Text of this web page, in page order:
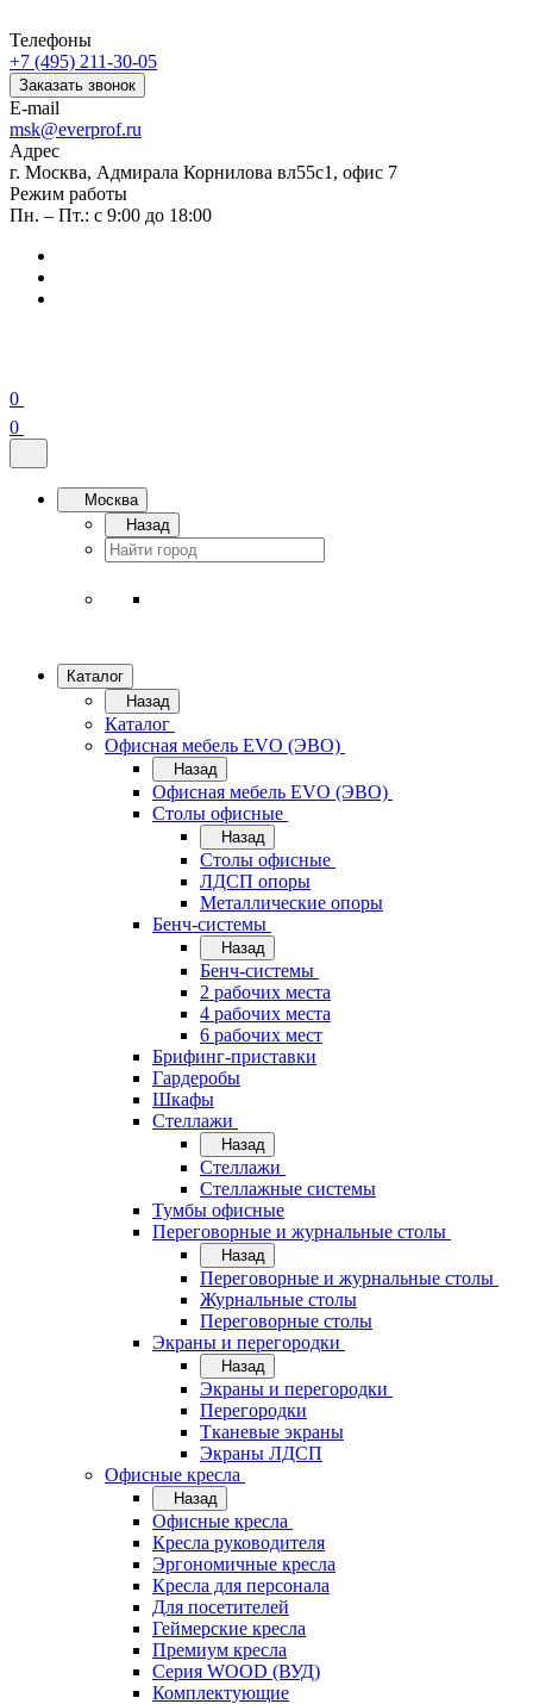
Телефоны
+7 (495) 211-30-05
Заказать звонок
E-mail
msk@everprof.ru
Адрес
г. Москва, Адмирала Корнилова вл55с1, офис 7
Режим работы
Пн. – Пт.: с 9:00 до 18:00
0
0
Москва
Назад
Каталог
Назад
Каталог
Офисная мебель EVO (ЭВО)
Назад
Офисная мебель EVO (ЭВО)
Cтолы офисные
Назад
Cтолы офисные
ЛДСП опоры
Металлические опоры
Бенч-системы
Назад
Бенч-системы
2 рабочих места
4 рабочих места
6 рабочих мест
Брифинг-приставки
Гардеробы
Шкафы
Стеллажи
Назад
Стеллажи
Стеллажные системы
Тумбы офисные
Переговорные и журнальные столы
Назад
Переговорные и журнальные столы
Журнальные столы
Переговорные столы
Экраны и перегородки
Назад
Экраны и перегородки
Перегородки
Тканевые экраны
Экраны ЛДСП
Офисные кресла
Назад
Офисные кресла
Кресла руководителя
Эргономичные кресла
Кресла для персонала
Для посетителей
Геймерские кресла
Премиум кресла
Серия WOOD (ВУД)
Комплектующие